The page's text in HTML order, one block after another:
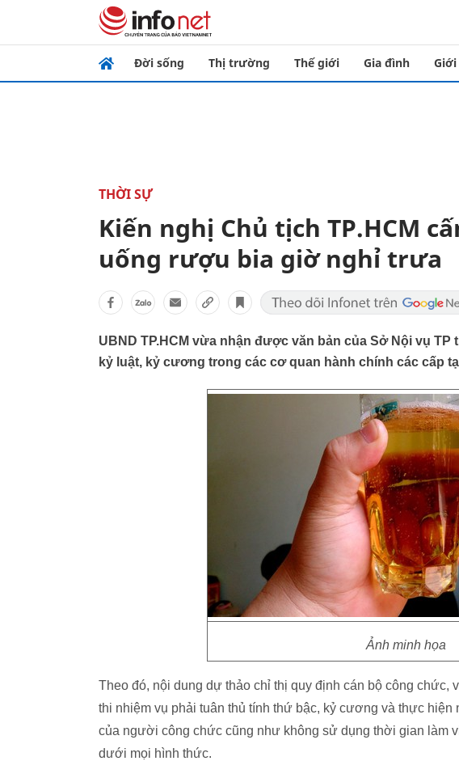
Đời sống Thị trường Thế giới Gia đình
THỜI SỰ
Kiến nghị Chủ tịch TP.HCM
uống rượu bia giờ nghỉ trưa
UBND TP.HCM vừa nhận được văn bản của Sở Nội vụ
kỷ luật, kỷ cương trong các cơ quan hành chính các cấp
Ảnh minh họa
Theo đó, nội dung dự thảo chỉ thị quy định cán bộ công
thi nhiệm vụ phải tuân thủ tính thứ bậc, kỷ cương và thực hiện
của người công chức cũng như không sử dụng thời gian làm
dưới mọi hình thức.